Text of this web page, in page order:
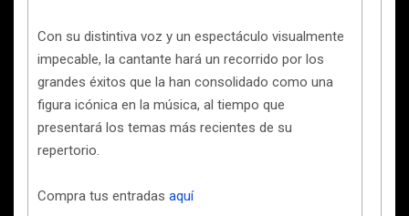
Con su distintiva voz y un espectáculo visualmente
impecable, la cantante hará un recorrido por los
grandes éxitos que la han consolidado como una
figura icónica en la música, al tiempo que
presentará los temas más recientes de su
repertorio.
Compra tus entradas aquí